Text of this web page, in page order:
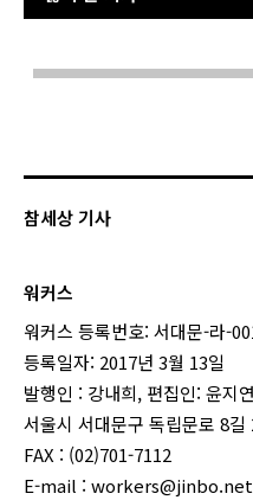
참세상 기사
워커스
워커스 등록번호: 서대문-라-
등록일자: 2017년 3월 13일
발행인 : 강내희, 편집인: 윤지연
서울시 서대문구 독립문로 8길
FAX : (02)701-7112
E-mail : workers@jinbo.net